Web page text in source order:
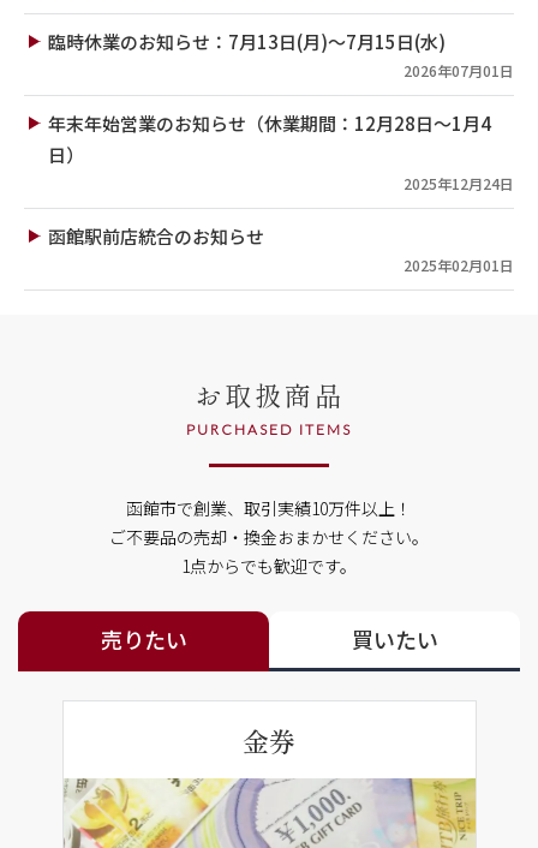
臨時休業のお知らせ：7月13日(月)～7月15日(水)
2026年07月01日
年末年始営業のお知らせ（休業期間：12月28日～1月4
日）
2025年12月24日
函館駅前店統合のお知らせ
2025年02月01日
お取扱商品
PURCHASED ITEMS
函館市で創業、取引実績10万件以上！
ご不要品の売却・換金おまかせください。
1点からでも歓迎です。
売りたい 買いたい
金券